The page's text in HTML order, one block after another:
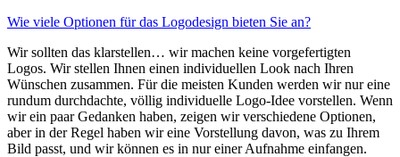
Wie viele Optionen für das Logodesign bieten Sie an?
Wir sollten das klarstellen… wir machen keine vorgefertigten
Logos. Wir stellen Ihnen einen individuellen Look nach Ihren
Wünschen zusammen. Für die meisten Kunden werden wir nur eine
rundum durchdachte, völlig individuelle Logo-Idee vorstellen. Wenn
wir ein paar Gedanken haben, zeigen wir verschiedene Optionen,
aber in der Regel haben wir eine Vorstellung davon, was zu Ihrem
Bild passt, und wir können es in nur einer Aufnahme einfangen.